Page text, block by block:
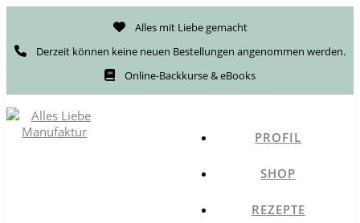
Alles mit Liebe gemacht
Derzeit können keine neuen Bestellungen angenommen werden.
Online-Backkurse & eBooks
PROFIL
SHOP
REZEPTE